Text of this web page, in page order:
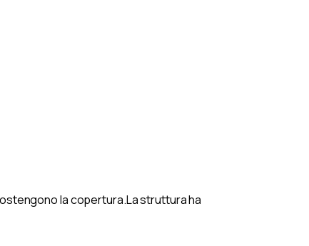
la copertura.La struttura ha